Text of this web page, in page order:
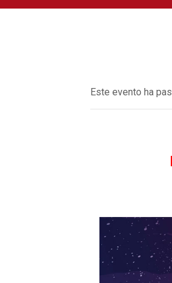
Este evento ha